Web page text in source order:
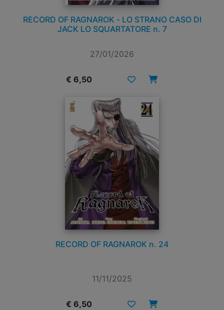
RECORD OF RAGNAROK - LO STRANO CASO DI
JACK LO SQUARTATORE n. 7
27/01/2026
€ 6,50
RECORD OF RAGNAROK n. 24
11/11/2025
€ 6,50